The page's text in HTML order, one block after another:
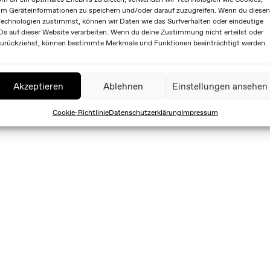
Geräteinformationen zu speichern und/oder darauf zuzugreifen. Wenn du diesen
zustimmst, können wir Daten wie das Surfverhalten oder eindeutige
auf dieser Website verarbeiten. Wenn du deine Zustimmung nicht erteilst oder
können bestimmte Merkmale und Funktionen beeinträchtigt werden.
Akzeptieren Ablehnen Einstellungen ansehen
Cookie-RichtlinieDatenschutzerklärungImpressum